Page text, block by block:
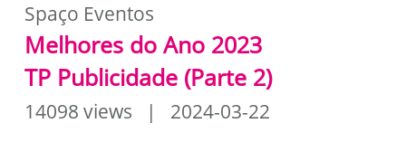
Spaço Eventos
Melhores do Ano 2023
TP Publicidade (Parte 2)
14098 views | 2024-03-22